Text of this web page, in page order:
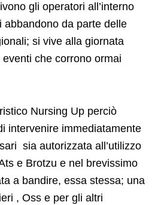
gli operatori all’interno
abbandono da parte delle
si vive alla giornata
che corrono ormai
Nursing Up perciò
intervenire immediatamente
sia autorizzata all’utilizzo
e Brotzu e nel brevissimo
a bandire, essa stessa; una
, Oss e per gli altri